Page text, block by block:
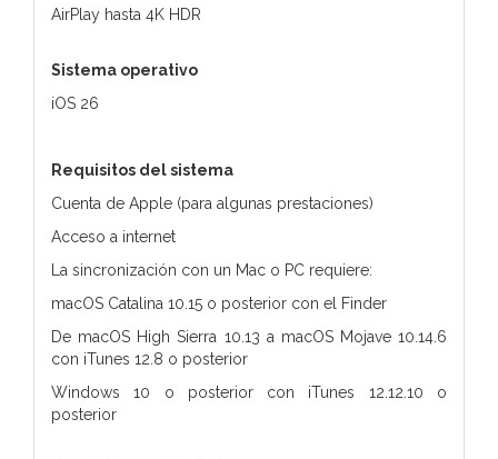
AirPlay hasta 4K HDR
Sistema operativo
iOS 26
Requisitos del sistema
Cuenta de Apple (para algunas prestaciones)
Acceso a internet
La sincronización con un Mac o PC requiere:
macOS Catalina 10.15 o posterior con el Finder
De macOS High Sierra 10.13 a macOS Mojave 10.14.6
con iTunes 12.8 o posterior
Windows 10 o posterior con iTunes 12.12.10 o
posterior